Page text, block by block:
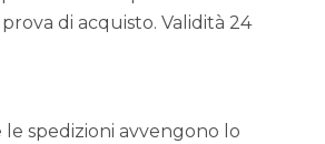
di acquisto. Validità 24
spedizioni avvengono lo